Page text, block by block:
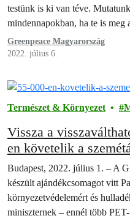
testünk is ki van téve.
mindennapokban, ha te is
Greenpeace Magyarország
2022. július 6.
Természet & Környezet
Vissza a
en követelik a
lépéseket
Budapest, 2022. július 1. – A
készült ajándékcsomagot vitt
környezetvédelemért és
miniszternek – ennél több